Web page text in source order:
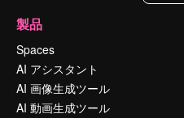
製品
Spaces
AI アシスタント
AI 画像生成ツール
AI 動画生成ツール